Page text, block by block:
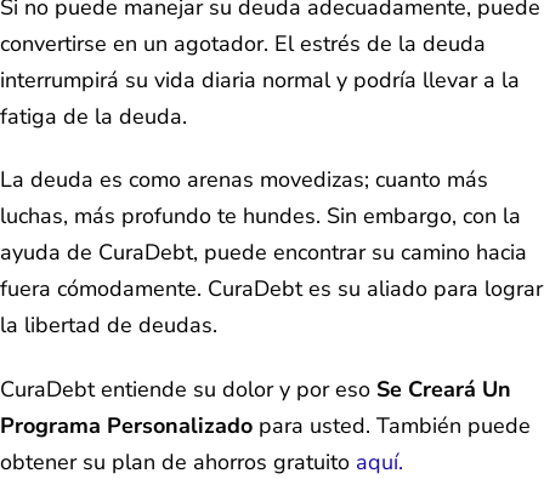
Si no puede manejar su deuda adecuadamente, puede
convertirse en un agotador. El estrés de la deuda
interrumpirá su vida diaria normal y podría llevar a la
fatiga de la deuda.
La deuda es como arenas movedizas; cuanto más
luchas, más profundo te hundes. Sin embargo, con la
ayuda de CuraDebt, puede encontrar su camino hacia
fuera cómodamente. CuraDebt es su aliado para lograr
la libertad de deudas.
CuraDebt entiende su dolor y por eso Se Creará Un
Programa Personalizado para usted. También puede
obtener su plan de ahorros gratuito aquí.